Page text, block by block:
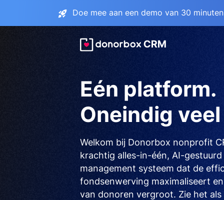
Doe mee aan een demo van 30
Eén platform.
Oneindig
Welkom bij Donorbox nonprofit
krachtig alles-in-één, AI-
management systeem dat de
fondsenwerving maximaliseert
van donoren vergroot. Zie het als